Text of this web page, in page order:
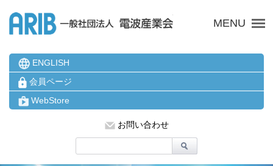
MENU
ENGLISH
会員ページ
WebStore
お問い合わせ